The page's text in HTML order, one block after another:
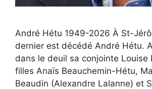
André Hétu 1949-2026 À St-
dernier est décédé André Hétu.
dans le deuil sa conjointe Louise
filles Anaïs Beauchemin-Hétu,
Beaudin (Alexandre Lalanne) et